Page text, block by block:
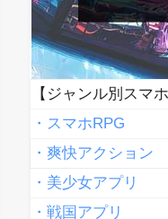
【ジャンル別スマ
・スマホRPG
・爽快アクション
・美少女アプリ
・戦国アプリ